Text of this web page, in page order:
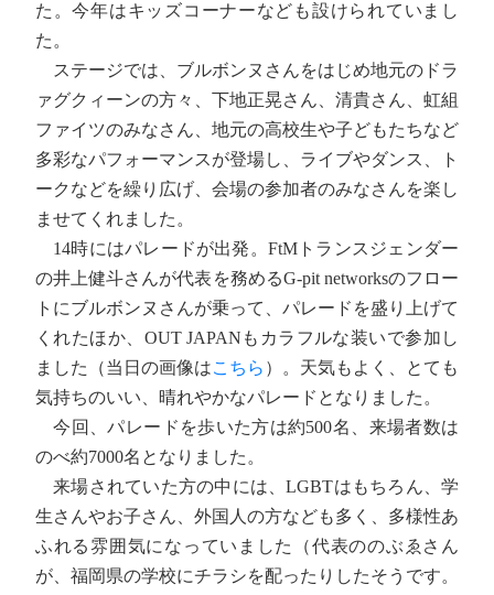
た。今年はキッズコーナーなども設けられていまし
た。
ステージでは、ブルボンヌさんをはじめ地元のドラ
ァグクィーンの方々、下地正晃さん、清貴さん、虹組
ファイツのみなさん、地元の高校生や子どもたちなど
多彩なパフォーマンスが登場し、ライブやダンス、ト
ークなどを繰り広げ、会場の参加者のみなさんを楽し
ませてくれました。
14時にはパレードが出発。FtMトランスジェンダー
の井上健斗さんが代表を務めるG-pit networksのフロー
トにブルボンヌさんが乗って、パレードを盛り上げて
くれたほか、OUT JAPANもカラフルな装いで参加し
ました（当日の画像はこちら ）。天気もよく、とても
気持ちのいい、晴れやかなパレードとなりました。
今回、パレードを歩いた方は約500名、来場者数は
のべ約7000名となりました。
来場されていた方の中には、LGBTはもちろん、学
生さんやお子さん、外国人の方なども多く、多様性あ
ふれる雰囲気になっていました（代表ののぶゑさん
が、福岡県の学校にチラシを配ったりしたそうです。